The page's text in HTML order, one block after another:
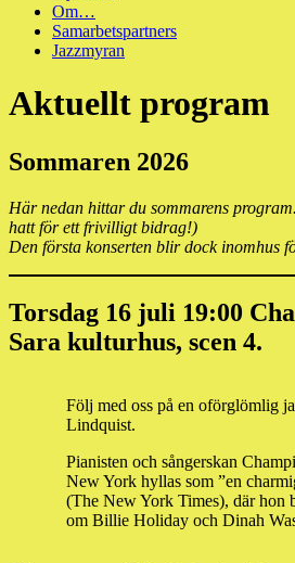
Om…
Samarbetspartners
Jazzmyran
Aktuellt program
Sommaren 2026
Här nedan hittar du sommarens
hatt för ett frivilligt bidrag!)
Den första konserten blir dock inomhus
Torsdag 16 juli 19:00
Sara kulturhus, scen 4.
Följ med oss på en oförglömlig
Lindquist.
Pianisten och sångerskan
New York hyllas som ”en
(The New York Times), där hon
om Billie Holiday och Dinah